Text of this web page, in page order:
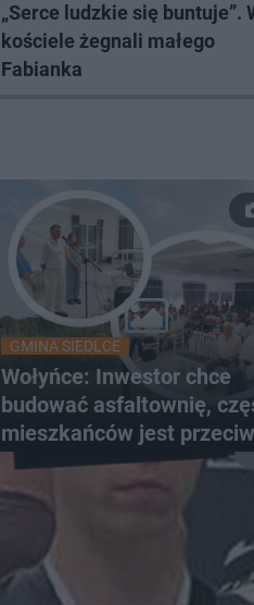
„Serce ludzkie się buntuje”.
kościele żegnali małego
Fabianka
GMINA SIEDLCE
Wołyńce: Inwestor chce
budować asfaltownię,
mieszkańców jest